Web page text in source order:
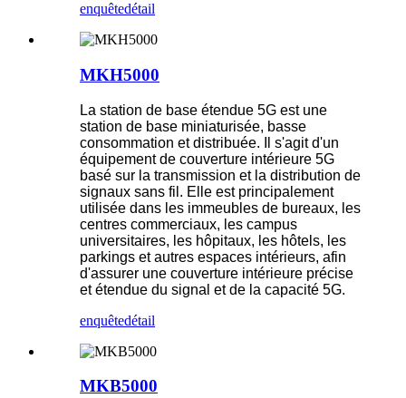
enquêtedétail
MKH5000
La station de base étendue 5G est une
station de base miniaturisée, basse
consommation et distribuée. Il s'agit d'un
équipement de couverture intérieure 5G
basé sur la transmission et la distribution de
signaux sans fil. Elle est principalement
utilisée dans les immeubles de bureaux, les
centres commerciaux, les campus
universitaires, les hôpitaux, les hôtels, les
parkings et autres espaces intérieurs, afin
d'assurer une couverture intérieure précise
et étendue du signal et de la capacité 5G.
enquêtedétail
MKB5000